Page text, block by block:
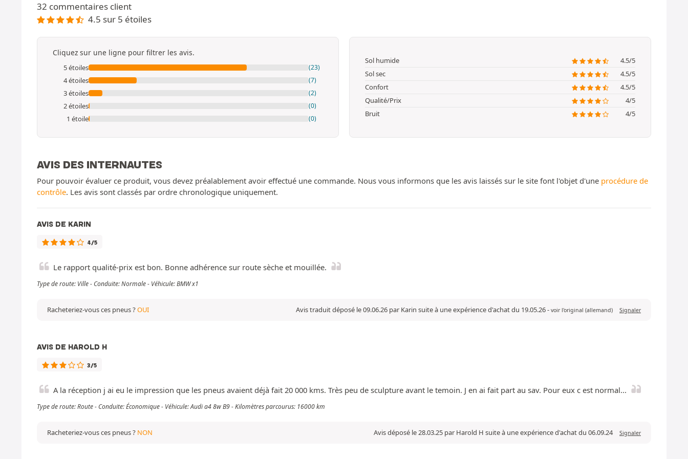
32 commentaires client
4.5 sur 5 étoiles
Cliquez sur une ligne pour filtrer les avis.
5 étoiles (23)
4 étoiles (7)
3 étoiles (2)
2 étoiles (0)
1 étoile (0)
Sol humide
4.5/5
Sol sec
4.5/5
Confort
4.5/5
Qualité/Prix
4/5
Bruit
4/5
AVIS DES INTERNAUTES
Pour pouvoir évaluer ce produit, vous devez préalablement avoir effectué une commande. Nous vous informons que les avis laissés sur le site font l'objet d'une procédure de
contrôle. Les avis sont classés par ordre chronologique uniquement.
AVIS DE KARIN
4/5
Le rapport qualité-prix est bon. Bonne adhérence sur route sèche et mouillée.
Type de route: Ville - Conduite: Normale - Véhicule: BMW x1
Avis traduit déposé le 09.06.26 par Karin suite à une expérience d'achat du 19.05.26- voir l'original (allemand) Signaler
Racheteriez-vous ces pneus ?OUI
AVIS DE HAROLD H
3/5
A la réception j ai eu le impression que les pneus avaient déjà fait 20 000 kms. Très peu de sculpture avant le temoin. J en ai fait part au sav. Pour eux c est normal...
Type de route: Route - Conduite: Économique - Véhicule: Audi a4 8w B9 - Kilomètres parcourus: 16000 km
Avis déposé le 28.03.25 par Harold H suite à une expérience d'achat du 06.09.24 Signaler
Racheteriez-vous ces pneus ? NON